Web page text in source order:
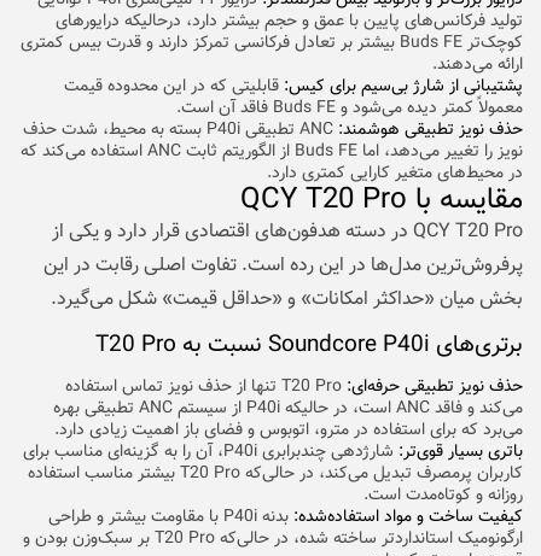
تولید فرکانس‌های پایین با عمق و حجم بیشتر دارد، درحالیکه درایورهای
کوچک‌تر Buds FE بیشتر بر تعادل فرکانسی تمرکز دارند و قدرت بیس کمتری
ارائه می‌دهند.
پشتیبانی از شارژ بی‌سیم برای کیس: قابلیتی که در این محدوده قیمت
معمولاً کمتر دیده می‌شود و Buds FE فاقد آن است.
حذف نویز تطبیقی هوشمند:
ANC تطبیقی P40i بسته به محیط، شدت حذف
نویز را تغییر می‌دهد، اما Buds FE از الگوریتم ثابت ANC استفاده می‌کند که
در محیط‌های متغیر کارایی کمتری دارد.
مقایسه با QCY T20 Pro
QCY T20 Pro در دسته هدفون‌های اقتصادی قرار دارد و یکی از
پرفروش‌ترین مدل‌ها در این رده است. تفاوت اصلی رقابت در این
بخش میان «حداکثر امکانات» و «حداقل قیمت» شکل می‌گیرد.
برتری‌های Soundcore P40i نسبت به T20 Pro
حذف نویز تطبیقی حرفه‌ای:
T20 Pro تنها از حذف نویز تماس استفاده
می‌کند و فاقد ANC است، در حالیکه P40i از سیستم ANC تطبیقی بهره
می‌برد که برای استفاده در مترو، اتوبوس و فضای باز اهمیت زیادی دارد.
باتری بسیار قوی‌تر:
شارژدهی چندبرابری P40i، آن را به گزینه‌ای مناسب برای
کاربران پرمصرف تبدیل می‌کند، در حالی‌که T20 Pro بیشتر مناسب استفاده
روزانه و کوتاه‌مدت است.
کیفیت ساخت و مواد استفاده‌شده:
بدنه P40i با مقاومت بیشتر و طراحی
ارگونومیک استانداردتر ساخته شده، در حالی‌که T20 Pro بر سبک‌وزن بودن و